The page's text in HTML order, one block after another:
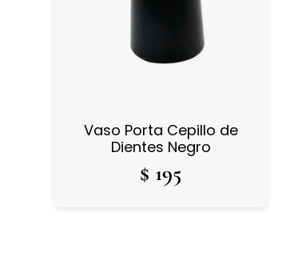
Vaso Porta Cepillo de
Dientes Negro
$ 195